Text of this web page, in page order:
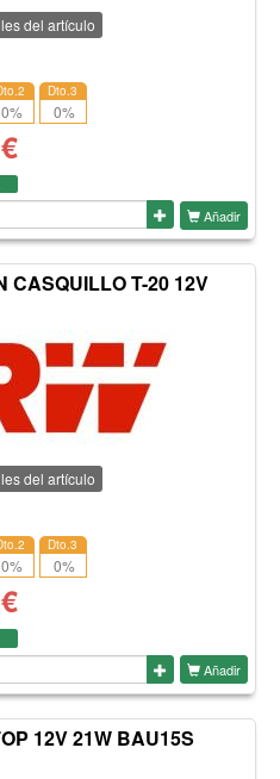
del artículo
0%
Dto.3
0%
€
Añadir
CASQUILLO T-20 12V
del artículo
0%
Dto.3
0%
€
Añadir
12V 21W BAU15S